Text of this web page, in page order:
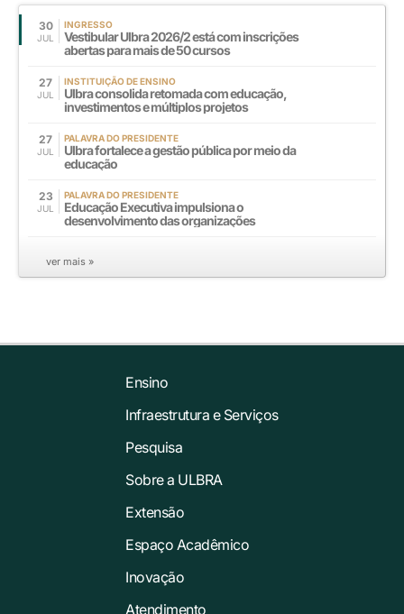
30
JUL
INGRESSO
Vestibular Ulbra 2026/2 está com inscrições
abertas para mais de 50 cursos
27
JUL
INSTITUIÇÃO DE ENSINO
Ulbra consolida retomada com educação,
investimentos e múltiplos projetos
27
JUL
PALAVRA DO PRESIDENTE
Ulbra fortalece a gestão pública por meio da
educação
23
JUL
PALAVRA DO PRESIDENTE
Educação Executiva impulsiona o
desenvolvimento das organizações
ver mais »
Ensino
Infraestrutura e Serviços
Pesquisa
Sobre a ULBRA
Extensão
Espaço Acadêmico
Inovação
Atendimento